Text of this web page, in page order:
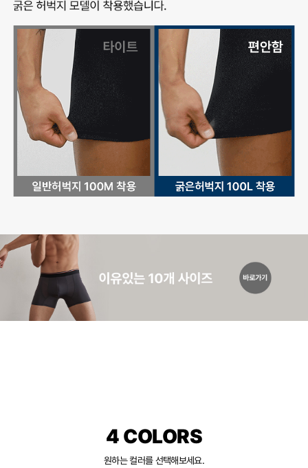
4 COLORS
원하는 컬러를 선택해보세요.